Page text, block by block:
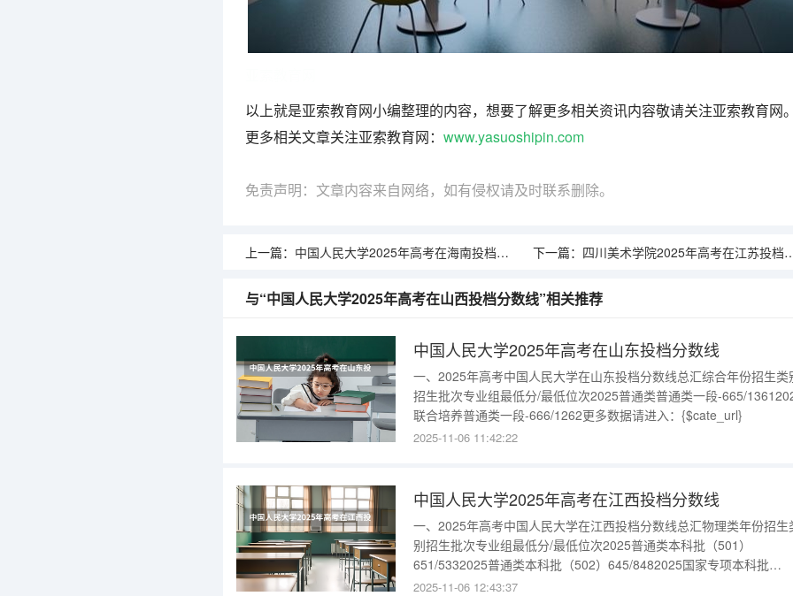
以上就是亚索教育网小编整理的内容，想要了解更多相关资讯内容敬请关注亚索教育网
更多相关文章关注亚索教育网： www.yasuoshipin.com
免责声明：文章内容来自网络，如有侵权请及时联系删除。
上一篇： 中国人民大学2025年高考在海南投档分数线 下一篇： 四川美术学院2025年高考在江苏投档分数线
与“中国人民大学2025年高考在山西投档分数线”相关推荐
中国人民大学2025年高考在山东投档分数线
一、2025年高考中国人民大学在山东投档分数线总汇综合年份招生类
招生批次专业组最低分/最低位次2025普通类普通类一段-665/
联合培养普通类一段-666/1262更多数据请进入：{$cate_url}
2025-11-06 11:42:22
中国人民大学2025年高考在江西投档分数线
一、2025年高考中国人民大学在江西投档分数线总汇物理类年份招生
别招生批次专业组最低分/最低位次2025普通类本科批（501）
651/5332025普通类本科批（502）645/8482025国家专项本科批
（562）628/25522025国家专项本科批（561）619/3992更多数据请
2025-11-06 12:43:37